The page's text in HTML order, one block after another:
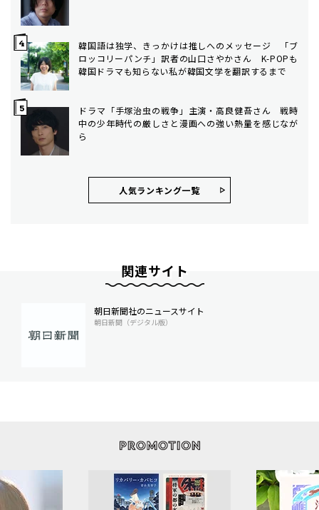
韓国語は独学、きっかけは推しへのメッセージ 「ブ
ロッコリーパンチ」訳者の山口さやかさん K-POPも
韓国ドラマも知らない私が韓国文学を翻訳するまで
ドラマ「手塚治虫の戦争」主演・高良健吾さん 戦時
中の少年時代の厳しさと漫画への強い熱量を感じなが
ら
人気ランキング⼀覧
関連サイト
朝日新聞社のニュースサイト
朝日新聞（デジタル版）